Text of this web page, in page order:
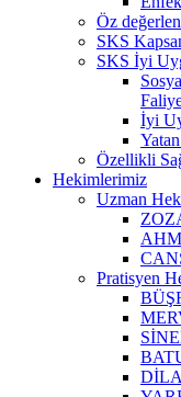
Öz
SKS
SKS İyi
İyi
Yatan
Özellikli
Hekimlerimiz
Uzman
Pratisyen